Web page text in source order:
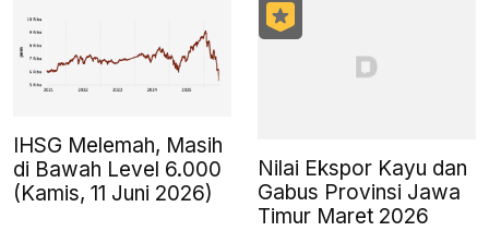
IHSG Melemah, Masih
di Bawah Level 6.000
(Kamis, 11 Juni 2026)
Nilai Ekspor Kayu dan
Gabus Provinsi Jawa
Timur Maret 2026